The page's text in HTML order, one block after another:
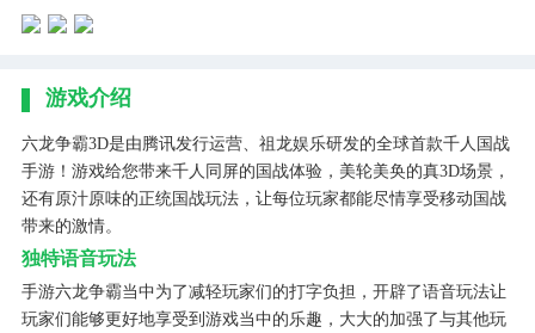
游戏介绍
六龙争霸3D是由腾讯发行运营、祖龙娱乐研发的全球首款千人国战
手游！游戏给您带来千人同屏的国战体验，美轮美奂的真3D场景，
还有原汁原味的正统国战玩法，让每位玩家都能尽情享受移动国战
带来的激情。
独特语音玩法
手游六龙争霸当中为了减轻玩家们的打字负担，开辟了语音玩法让
玩家们能够更好地享受到游戏当中的乐趣，大大的加强了与其他玩